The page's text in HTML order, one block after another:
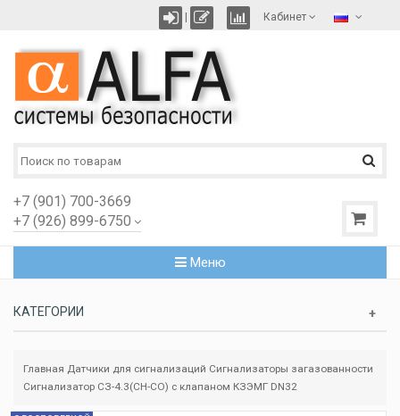
Кабинет
+7 (901) 700-3669
+7 (926) 899-6750
Меню
КАТЕГОРИИ
Главная Датчики для сигнализаций Сигнализаторы загазованности
Сигнализатор СЗ-4.3(CH-CO) с клапаном КЗЭМГ DN32